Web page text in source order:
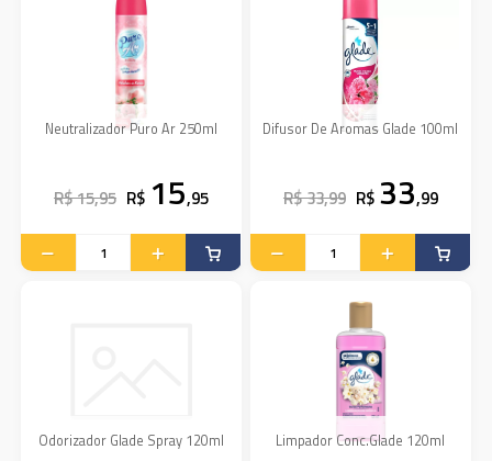
Neutralizador Puro Ar 250ml
R$ 15,95 R$ 15,95
Difusor De Aromas Glade 100ml
R$ 33,99 R$ 33,99
Odorizador Glade Spray 120ml Limpador Conc.Glade 120ml